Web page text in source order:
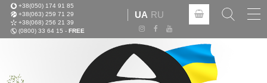
+38(050) 174 91 85
+38(063) 259 71 29
+38(068) 256 21 39
(0800) 33 64 15 - FREE
UA RU